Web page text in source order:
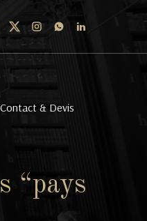
Contact & Devis
“pays